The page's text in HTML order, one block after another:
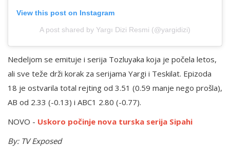
View this post on Instagram
A post shared by Yargı Dizi Resmi (@yargidizi)
Nedeljom se emituje i serija Tozluyaka koja je počela letos,
ali sve teže drži korak za serijama Yargi i Teskilat. Epizoda
18 je ostvarila total rejting od 3.51 (0.59 manje nego prošla),
AB od 2.33 (-0.13) i ABC1 2.80 (-0.77).
NOVO - Uskoro počinje nova turska serija Sipahi
By: TV Exposed